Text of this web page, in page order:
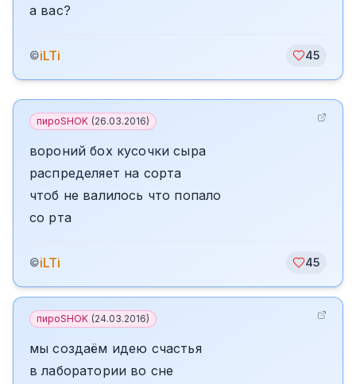
а вас?
©iLTi 45
пироSHOK (26.03.2016)
вороний бох кусочки сыра
распределяет на сорта
чтоб не валилось что попало
со рта
©iLTi 45
пироSHOK (24.03.2016)
мы создаём идею счастья
в лаборатории во сне